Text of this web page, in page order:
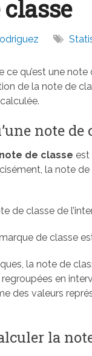
ce qu’est une
de la note de
note de
note de classe est
la note
de classe de
de classe
la note de
en
des valeurs
la